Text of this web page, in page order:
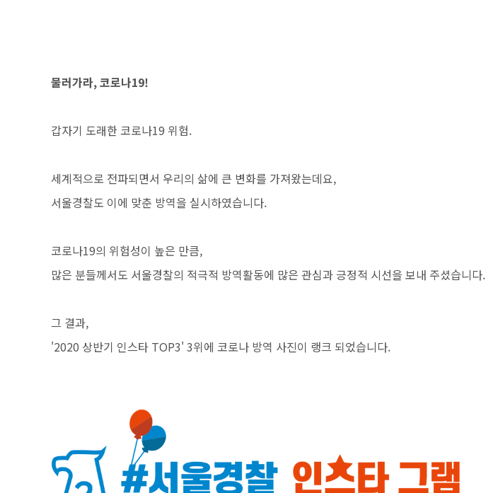
물러가라, 코로나19!
갑자기 도래한 코로나19 위험.
세계적으로 전파되면서 우리의 삶에 큰 변화를 가져왔는데요,
서울경찰도 이에 맞춘 방역을 실시하였습니다.
코로나19의 위험성이 높은 만큼,
많은 분들께서도 서울경찰의 적극적 방역활동에 많은 관심과 긍정적 시선을 보내 주셨습니다.
그 결과,
'2020 상반기 인스타 TOP3' 3위에 코로나 방역 사진이 랭크 되었습니다.